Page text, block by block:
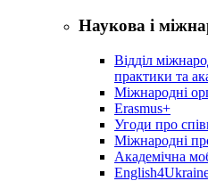
Наукова і
Відділ
практики та
Міжнародні
Erasmus+
Угоди про
Міжнародні
Академічна